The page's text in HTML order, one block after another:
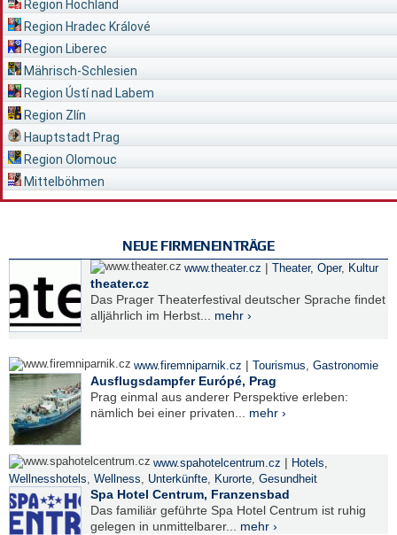
Region Hochland
Region Hradec Králové
Region Liberec
Mährisch-Schlesien
Region Ústí nad Labem
Region Zlín
Hauptstadt Prag
Region Olomouc
Mittelböhmen
NEUE FIRMENEINTRÄGE
www.theater.cz | Theater, Oper, Kultur
theater.cz
Das Prager Theaterfestival deutscher Sprache findet
alljährlich im Herbst... mehr ›
www.firemniparnik.cz | Tourismus, Gastronomie
Ausflugsdampfer Európé, Prag
Prag einmal aus anderer Perspektive erleben:
nämlich bei einer privaten... mehr ›
www.spahotelcentrum.cz | Hotels,
Wellnesshotels, Wellness, Unterkünfte, Kurorte, Gesundheit
Spa Hotel Centrum, Franzensbad
Das familiär geführte Spa Hotel Centrum ist ruhig
gelegen in unmittelbarer... mehr ›